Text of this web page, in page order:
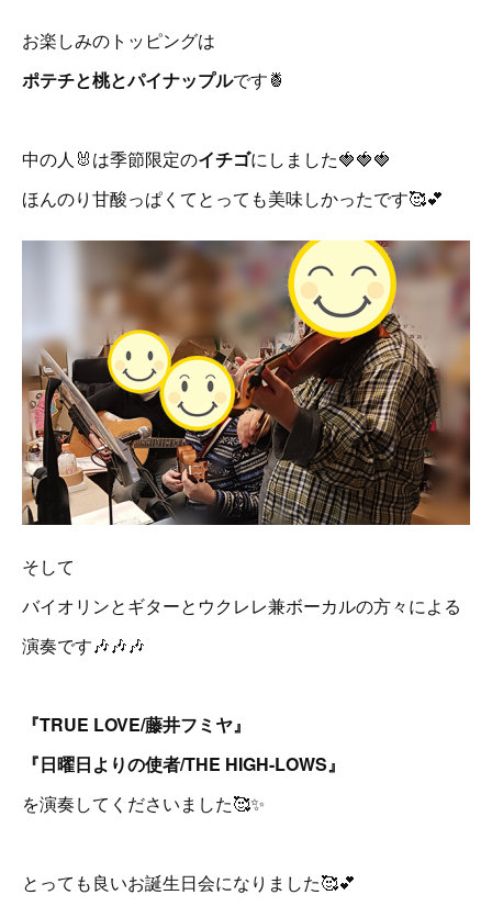
お楽しみのトッピングは
ポテチと桃とパイナップルです🍍
中の人🐰は季節限定のイチゴにしました🍓🍓🍓
ほんのり甘酸っぱくてとっても美味しかったです🥰💕
そして
バイオリンとギターとウクレレ兼ボーカルの方々による
演奏です🎶🎶🎶
『TRUE LOVE/藤井フミヤ』
『日曜日よりの使者/THE HIGH-LOWS』
を演奏してくださいました🥰✨
とっても良いお誕生日会になりました🥰💕